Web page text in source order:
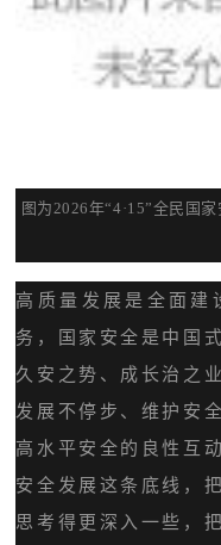
图为2026年“4·15”全民国
高质量发展是全面建
务，国家安全是中国
久安之势、成长治之
发展不停步、维护安
高水平安全的良性互
安全发展这条底线，
思考得更深入一些，